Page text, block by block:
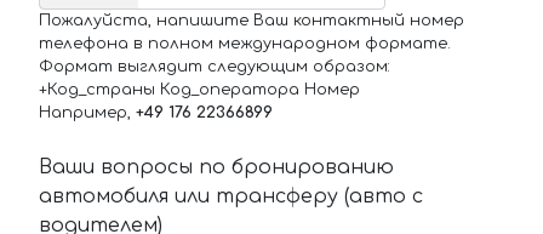
Пожалуйста, напишите Ваш контактный номер
телефона в полном международном формате.
Формат выглядит следующим образом:
+Код_страны Код_оператора Номер
Например, +49 176 22366899
Ваши вопросы по бронированию
автомобиля или трансферу (авто с
водителем)